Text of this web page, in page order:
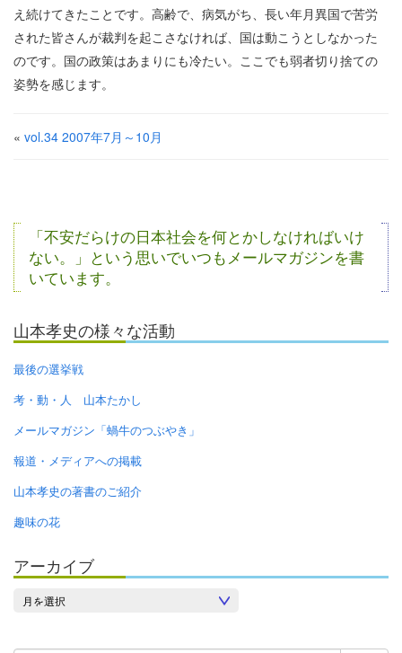
え続けてきたことです。高齢で、病気がち、長い年月異国で苦労
された皆さんが裁判を起こさなければ、国は動こうとしなかった
のです。国の政策はあまりにも冷たい。ここでも弱者切り捨ての
姿勢を感じます。
« vol.34 2007年7月～10月
「不安だらけの日本社会を何とかしなければいけ
ない。」という思いでいつもメールマガジンを書
いています。
山本孝史の様々な活動
最後の選挙戦
考・動・人 山本たかし
メールマガジン「蝸牛のつぶやき」
報道・メディアへの掲載
山本孝史の著書のご紹介
趣味の花
アーカイブ
カ